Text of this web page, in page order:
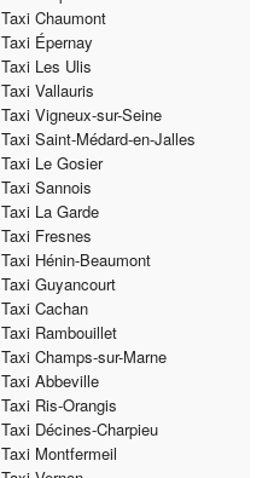
Taxi Chaumont
Taxi Épernay
Taxi Les Ulis
Taxi Vallauris
Taxi Vigneux-sur-Seine
Taxi Saint-Médard-en-Jalles
Taxi Le Gosier
Taxi Sannois
Taxi La Garde
Taxi Fresnes
Taxi Hénin-Beaumont
Taxi Guyancourt
Taxi Cachan
Taxi Rambouillet
Taxi Champs-sur-Marne
Taxi Abbeville
Taxi Ris-Orangis
Taxi Décines-Charpieu
Taxi Montfermeil